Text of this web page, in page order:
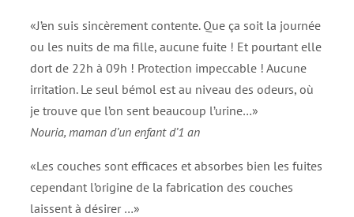
«J’en suis sincèrement contente. Que ça soit la journée
ou les nuits de ma fille, aucune fuite ! Et pourtant elle
dort de 22h à 09h ! Protection impeccable ! Aucune
irritation. Le seul bémol est au niveau des odeurs, où
je trouve que l’on sent beaucoup l’urine…»
Nouria, maman d’un enfant d’1 an
«Les couches sont efficaces et absorbes bien les fuites
cependant l’origine de la fabrication des couches
laissent à désirer …»